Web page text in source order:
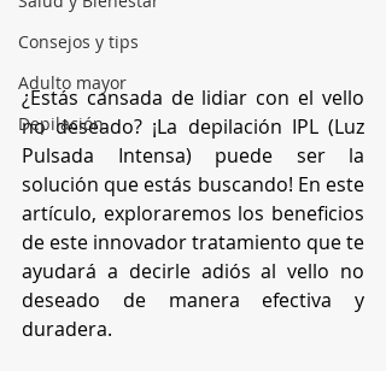
Consejos y tips
Adulto mayor
Depilación
¿Estás cansada de lidiar con el vello
no deseado? ¡La depilación IPL (Luz
Pulsada Intensa) puede ser la
solución que estás buscando! En este
artículo, exploraremos los beneficios
de este innovador tratamiento que te
ayudará a decirle adiós al vello no
deseado de manera efectiva y
duradera.